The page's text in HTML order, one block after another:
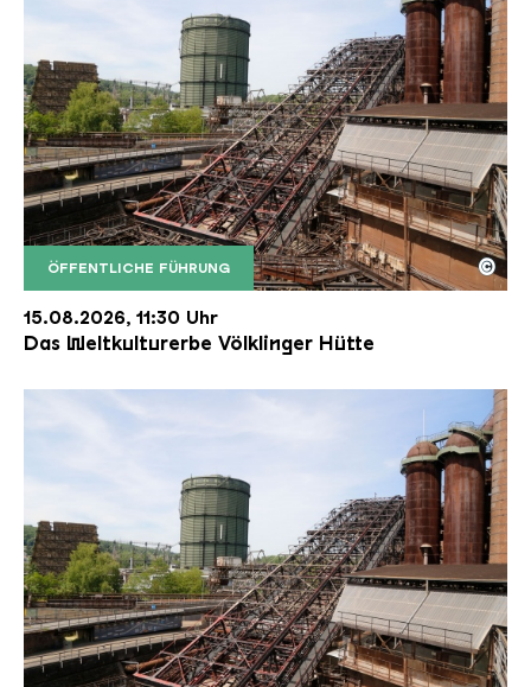
ÖFFENTLICHE FÜHRUNG
Der Erzschrägaufzug der Völklinger Hütte mit
Copyright: Weltkulturerbe Völklinger Hütte | Karl
©
15.08.2026, 11:30 Uhr
Das Weltkulturerbe Völklinger Hütte